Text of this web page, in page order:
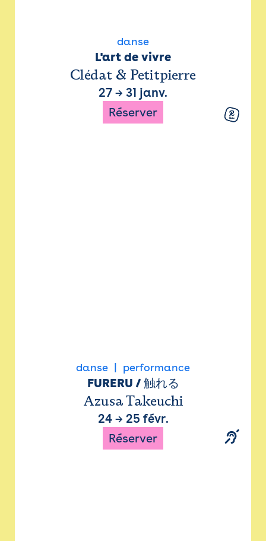
danse
L'art de vivre
Clédat & Petitpierre
27 → 31 janv.
Réserver
danse performance
FURERU / 触れる
Azusa Takeuchi
24→ 25 févr.
Réserver